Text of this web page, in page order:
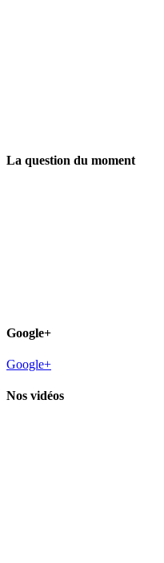
La question du moment
Google+
Google+
Nos vidéos